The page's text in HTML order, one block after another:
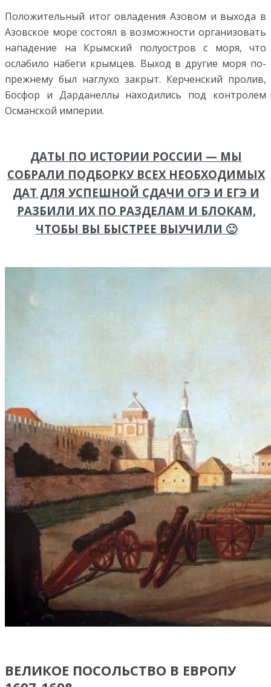
Положительный итог овладения Азовом и выхода в
Азовское море состоял в возможности организовать
нападение на Крымский полуостров с моря, что
ослабило набеги крымцев. Выход в другие моря по-
прежнему был наглухо закрыт. Керченский пролив,
Босфор и Дарданеллы находились под контролем
Османской империи.
ДАТЫ ПО ИСТОРИИ РОССИИ — МЫ
СОБРАЛИ ПОДБОРКУ ВСЕХ НЕОБХОДИМЫХ
ДАТ ДЛЯ УСПЕШНОЙ СДАЧИ ОГЭ И ЕГЭ И
РАЗБИЛИ ИХ ПО РАЗДЕЛАМ И БЛОКАМ,
ЧТОБЫ ВЫ БЫСТРЕЕ ВЫУЧИЛИ 🙂
ВЕЛИКОЕ ПОСОЛЬСТВО В ЕВРОПУ